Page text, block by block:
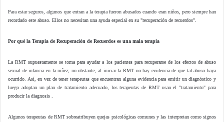
Para estar seguros, algunos que entran a la terapia fueron abusados cuando eran niños, pero siempre han
recordado este abuso. Ellos no necesitan una ayuda especial en su "recuperación de recuerdos".
Por qué la Terapia de Recuperación de Recuerdos es una mala terapia
La RMT supuestamente se toma para ayudar a los pacientes para recuperarse de los efectos de abuso
sexual de infancia en la niñez; no obstante, al iniciar la RMT no hay evidencia de que tal abuso haya
ocurrido. Así, en vez de tener terapeutas que encuentran alguna evidencia para emitir un diagnóstico y
luego adoptan un plan de tratamiento adecuado, los terapeutas de RMT usan el "tratamiento" para
producir la diagnosis .
Algunos terapeutas de RMT sobreatribuyen quejas psicológicas comunes y las interpretan como signos